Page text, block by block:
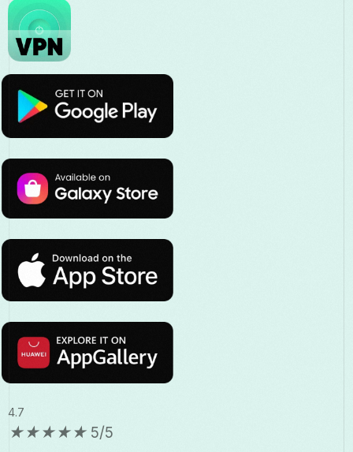
4.7
★★★★★ 5/5